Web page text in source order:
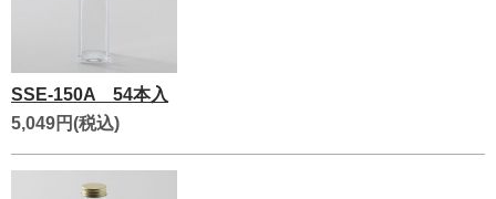
SSE-150A 54本入
5,049円(税込)